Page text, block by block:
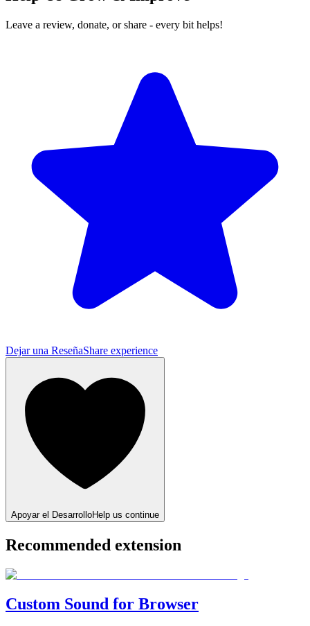
Leave a review, donate, or share - every bit helps!
Dejar una ReseñaShare experience
Apoyar el DesarrolloHelp us continue
Recommended extension
Custom Sound for Browser